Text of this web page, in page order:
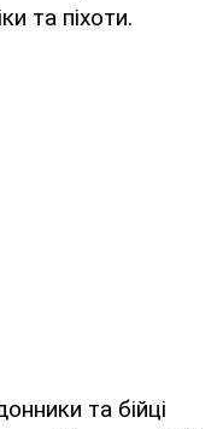
та піхоти.
та бійці